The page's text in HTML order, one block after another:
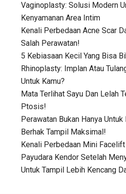
Vaginoplasty: Solusi Modern
Kenyamanan Area Intim
Kenali Perbedaan Acne Scar
Salah Perawatan!
5 Kebiasaan Kecil Yang Bisa
Rhinoplasty: Implan Atau
Untuk Kamu?
Mata Terlihat Sayu Dan Lelah
Ptosis!
Perawatan Bukan Hanya
Berhak Tampil Maksimal!
Kenali Perbedaan Mini
Payudara Kendor Setelah
Untuk Tampil Lebih Kencang